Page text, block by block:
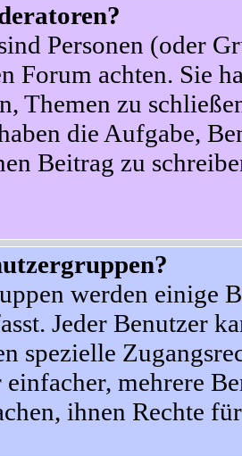
Personen (oder
Forum achten. Sie
Themen zu
die Aufgabe,
Beitrag zu
werden einige
Jeder Benutzer
spezielle
mehrere
ihnen Rechte